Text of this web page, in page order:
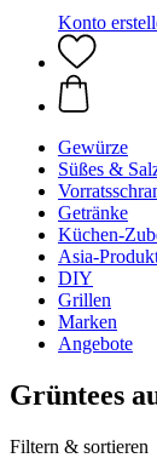
Konto
Gewürze
Süßes &
Getränke
Küchen-
Asia-
DIY
Grillen
Marken
Angebote
Grüntees
Filtern & sortieren